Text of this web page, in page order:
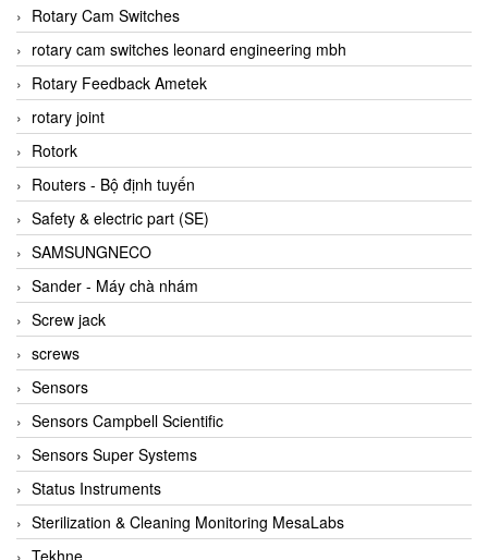
Bosch
Boydcorp
BRAUN Vietnam
Brinkmann Pumpen
BRONKHORST
Brook Instrument
Brooks Instrument Vietnam
Buhler
BURLING INSTRUMENTS
Burster
BUSCHJOST
Calectro
Campbell Scientific
Canneed Vietnam
Cantoni
CAPS
CAREL Parts
Rotary Cam Switches
rotary cam switches leonard engineering mbh
Rotary Feedback Ametek
rotary joint
Rotork
Routers - Bộ định tuyến
Safety & electric part (SE)
SAMSUNGNECO
Sander - Máy chà nhám
Screw jack
screws
Sensors
Sensors Campbell Scientific
Sensors Super Systems
Status Instruments
Sterilization & Cleaning Monitoring MesaLabs
Tekhne